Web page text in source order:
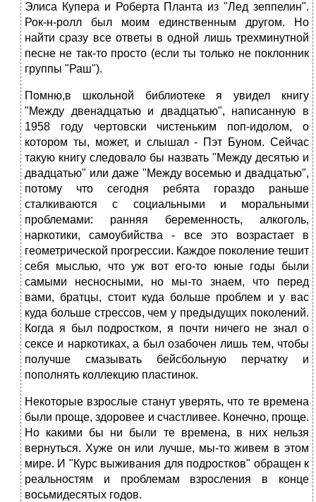
Элиса Купера и Роберта Планта из "Лед зеппелин".
Рок-н-ролл был моим единственным другом. Но
найти сразу все ответы в одной лишь трехминутной
песне не так-то просто (если ты только не поклонник
группы "Раш").
Помню,в школьной библиотеке я увидел книгу
"Между двенадцатью и двадцатью", написанную в
1958 году чертовски чистеньким поп-идолом, о
котором ты, может, и слышал - Пэт Буном. Сейчас
такую книгу следовало бы назвать "Между десятью и
двадцатью" или даже "Между восемью и двадцатью",
потому что сегодня ребята гораздо раньше
сталкиваются с социальными и моральными
проблемами: ранняя беременность, алкоголь,
наркотики, самоубийства - все это возрастает в
геометрической прогрессии. Каждое поколение тешит
себя мыслью, что уж вот его-то юные годы были
самыми несносными, но мы-то знаем, что перед
вами, братцы, стоит куда больше проблем и у вас
куда больше стрессов, чем у предыдущих поколений.
Когда я был подростком, я почти ничего не знал о
сексе и наркотиках, а был озабочен лишь тем, чтобы
получше смазывать бейсбольную перчатку и
пополнять коллекцию пластинок.
Некоторые взрослые станут уверять, что те времена
были проще, здоровее и счастливее. Конечно, проще.
Но какими бы ни были те времена, в них нельзя
вернуться. Хуже он или лучше, мы-то живем в этом
мире. И "Курс выживания для подростков" обращен к
реальностям и проблемам взросления в конце
восьмидесятых годов.